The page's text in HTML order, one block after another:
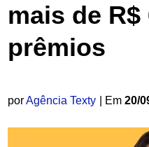
mais de R$
prêmios
porAgência Texty | Em 20/